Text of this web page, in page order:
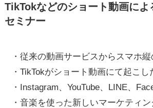
TikTokなどのショート動画によ
セミナー
・従来の動画サービスからスマホ
・TikTokがショート動画にて起こし
・Instagram、YouTube、LINE、
・音楽を使った新しいマーケティン